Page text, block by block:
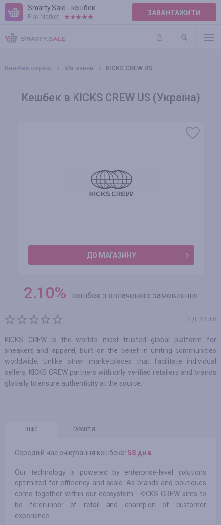
Smarty.Sale - кешбек
Play Market: ЗАВАНТАЖИТИ
ПРАВИЛА
ПЛАГІНИ
Кешбек сервіс Магазини KICKS CREW US
Кешбек в KICKS CREW US (Україна)
ДО МАГАЗИНУ
2.10% кешбек з оплаченого замовлення
ВІДГУКИ 0
KICKS CREW is the world's most trusted global platform for
sneakers and apparel, built on the belief in uniting communities
worldwide. Unlike other marketplaces that facilitate individual
sellers, KICKS CREW partners with only verified retailers and brands
globally to ensure authenticity at the source.
ІНФО ГАРАНТІЯ
Середній час очікування кешбека: 58 днів
Our technology is powered by enterprise-level solutions
optimized for efficiency and scale. As brands and boutiques
come together within our ecosystem - KICKS CREW aims to
be forerunner of retail and champion of customer
experience.